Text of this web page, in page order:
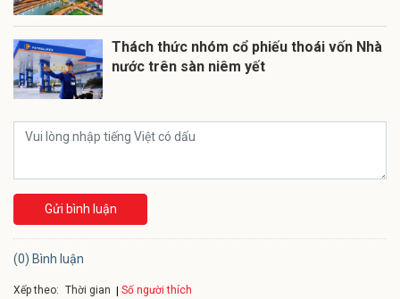
Thách thức nhóm cổ phiếu thoái vốn Nhà
nước trên sàn niêm yết
Gửi bình luận
(0) Bình luận
Xếp theo: Thời gian Số người thích